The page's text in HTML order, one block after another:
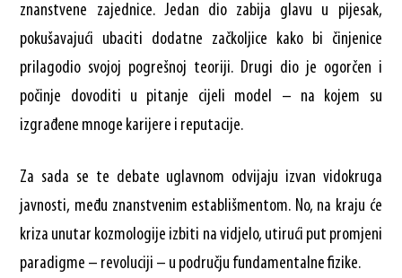
znanstvene zajednice. Jedan dio zabija glavu u pijesak,
pokušavajući ubaciti dodatne začkoljice kako bi činjenice
prilagodio svojoj pogrešnoj teoriji. Drugi dio je ogorčen i
počinje dovoditi u pitanje cijeli model – na kojem su
izgrađene mnoge karijere i reputacije.
Za sada se te debate uglavnom odvijaju izvan vidokruga
javnosti, među znanstvenim establišmentom. No, na kraju će
kriza unutar kozmologije izbiti na vidjelo, utirući put promjeni
paradigme – revoluciji – u području fundamentalne fizike.